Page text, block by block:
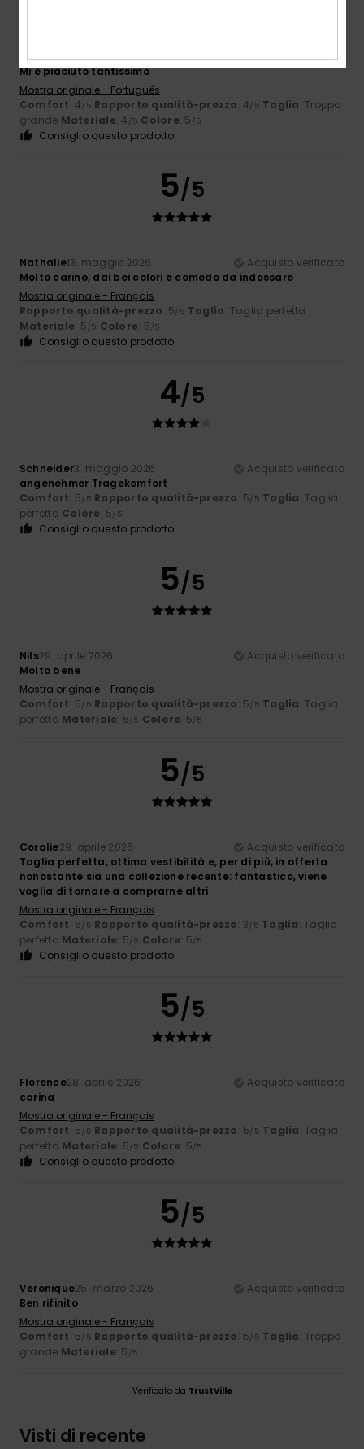
Igrejas13. maggio 2026
Acquisto verificato
Mi è piaciuto tantissimo
Mostra originale - Português
Comfort: 4/5 Rapporto qualità-prezzo: 4/5 Taglia: Troppo
grande Materiale: 4 /5 Colore: 5 /5
Consiglio questo prodotto
5/5
Nathalie13. maggio 2026
Acquisto verificato
Molto carino, dai bei colori e comodo da indossare
Mostra originale - Français
Rapporto qualità-prezzo: 5/5 Taglia: Taglia perfetta
Materiale: 5/5 Colore: 5/5
Consiglio questo prodotto
4/5
Schneider3. maggio 2026
Acquisto verificato
angenehmer Tragekomfort
Comfort: 5/5 Rapporto qualità-prezzo: 5/5 Taglia: Taglia
perfetta Colore: 5/5
Consiglio questo prodotto
5/5
Nils29. aprile 2026
Acquisto verificato
Molto bene
Mostra originale - Français
Comfort: 5/5 Rapporto qualità-prezzo: 5/5 Taglia: Taglia
perfetta Materiale: 5/5 Colore: 5/5
5/5
Coralie29. aprile 2026
Acquisto verificato
Taglia perfetta, ottima vestibilità e, per di più, in offerta
nonostante sia una collezione recente: fantastico, viene
voglia di tornare a comprarne altri
Mostra originale - Français
Comfort: 5/5 Rapporto qualità-prezzo: 3/5 Taglia: Taglia
perfetta Materiale: 5/5 Colore: 5/5
Consiglio questo prodotto
5/5
Florence28. aprile 2026
Acquisto verificato
carina
Mostra originale - Français
Comfort: 5/5 Rapporto qualità-prezzo: 5/5 Taglia: Taglia
perfetta Materiale: 5/5 Colore: 5/5
Consiglio questo prodotto
5/5
Veronique25. marzo 2026
Acquisto verificato
Ben rifinito
Mostra originale - Français
Comfort: 5/5 Rapporto qualità-prezzo: 5/5 Taglia: Troppo
grande Materiale: 5 /5
Verificato da TrustVille
Visti di recente